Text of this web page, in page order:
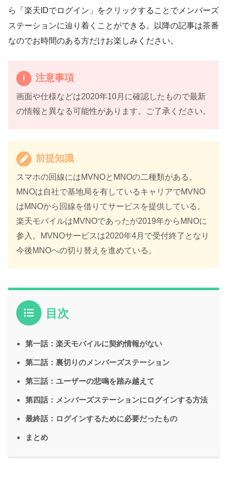
ら「楽天IDでログイン」をクリックすることでメンバーズ
ステーションに辿り着くことができる。以降の記事は茶番
なのでお時間のある方だけお楽しみください。
注意事項
画面や仕様などは2020年10月に確認したもので最新
の情報と異なる可能性があります。ご了承ください。
前提知識
スマホの回線にはMVNOとMNOの二種類がある。
MNOは自社で基地局を有しているキャリアでMVNO
はMNOから回線を借りてサービスを提供している。
楽天モバイルはMVNOであったが2019年からMNOに
参入。MVNOサービスは2020年4月で受付終了となり
今後MNOへの切り替えを進めている。
目次
第一話：楽天モバイルに契約情報がない
第二話：裏切りのメンバーズステーション
第三話：ユーザーの悲鳴を踏み越えて
第四話：メンバーズステーションにログインする方法
最終話：ログインするために必要だったもの
まとめ